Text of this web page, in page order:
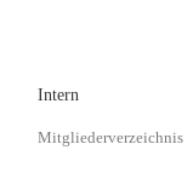
Intern
Mitgliederverzeichnis